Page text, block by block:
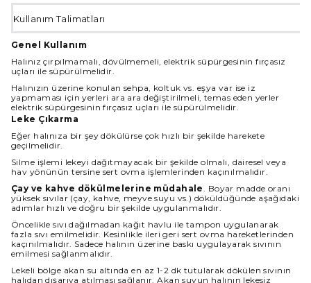
Kullanım Talimatları
Genel Kullanım
Halınız çırpılmamalı, dövülmemeli, elektrik süpürgesinin fırçasız
uçları ile süpürülmelidir.
Halınızın üzerine konulan sehpa, koltuk vs. eşya var ise iz
yapmaması için yerleri ara ara değiştirilmeli, temas eden yerler
elektrik süpürgesinin fırçasız uçları ile süpürülmelidir.
Leke Çıkarma
Eğer halınıza bir şey dökülürse çok hızlı bir şekilde harekete
geçilmelidir.
Silme işlemi lekeyi dağıtmayacak bir şekilde olmalı, dairesel veya
hav yönünün tersine sert ovma işlemlerinden kaçınılmalıdır.
Çay ve kahve dökülmelerine müdahale. Boyar madde oranı
yüksek sıvılar (çay, kahve, meyve suyu vs.) döküldüğünde aşağıdaki
adımlar hızlı ve doğru bir şekilde uygulanmalıdır.
Öncelikle sıvı dağılmadan kağıt havlu ile tampon uygulanarak
fazla sıvı emilmelidir. Kesinlikle ileri geri sert ovma hareketlerinden
kaçınılmalıdır. Sadece halının üzerine baskı uygulayarak sıvının
emilmesi sağlanmalıdır.
Lekeli bölge akan su altında en az 1-2 dk tutularak dökülen sıvının
halıdan dışarıya atılması sağlanır. Akan suyun halının lekesiz